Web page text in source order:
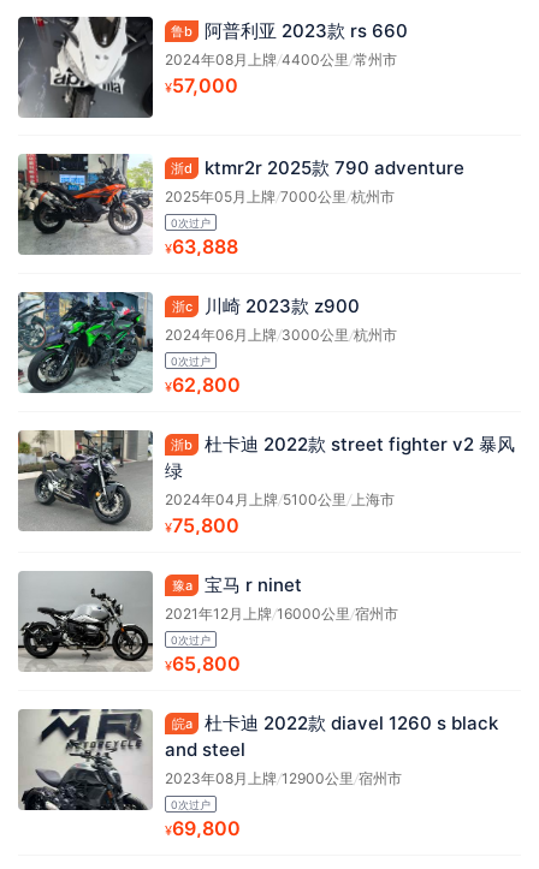
鲁b 阿普利亚 2023款 rs 660
2024年08月上牌/4400公里/常州市
¥57,000
浙d ktmr2r 2025款 790 adventure
2025年05月上牌/7000公里/杭州市
0次过户
¥63,888
浙c 川崎 2023款 z900
2024年06月上牌/3000公里/杭州市
0次过户
¥62,800
浙b
杜卡迪 2022款 street fighter v2 暴风
绿
2024年04月上牌/5100公里/上海市
¥75,800
豫a 宝马 r ninet
2021年12月上牌/16000公里 /宿州市
0次过户
¥65,800
皖a
杜卡迪 2022款 diavel 1260 s black
and steel
2023年08月上牌/12900公里 /宿州市
0次过户
¥69,800